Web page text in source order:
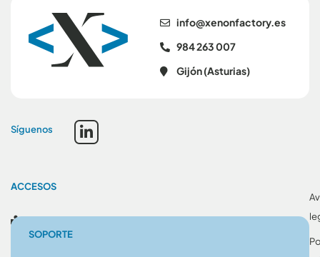
se.yrotcafnonex@ofni
984 263 007
Gijón (Asturias)
Síguenos
ACCESOS
Blog
SOPORTE